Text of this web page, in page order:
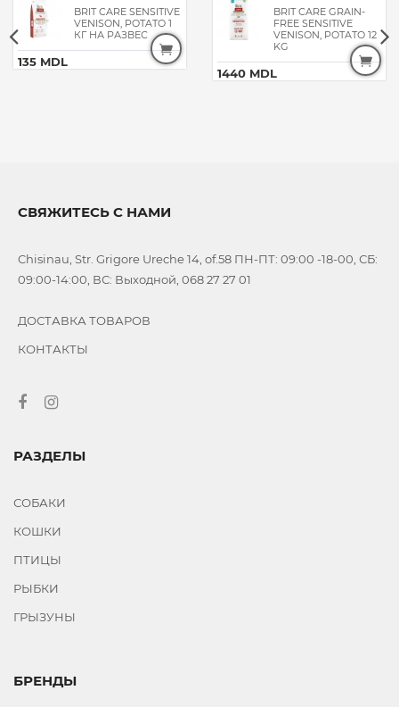
BRIT CARE SENSITIVE
VENISON, POTATO 1
КГ НА РАЗВЕС
135 MDL
BRIT CARE GRAIN-
FREE SENSITIVE
VENISON, POTATO 12
KG
1440 MDL
СВЯЖИТЕСЬ С НАМИ
Chisinau, Str. Grigore Ureche 14, of.58 ПН-ПТ: 09:00 -18-00, СБ:
09:00-14:00, ВС: Выходной, 068 27 27 01
ДОСТАВКА ТОВАРОВ
КОНТАКТЫ
РАЗДЕЛЫ
СОБАКИ
КОШКИ
ПТИЦЫ
РЫБКИ
ГРЫЗУНЫ
БРЕНДЫ